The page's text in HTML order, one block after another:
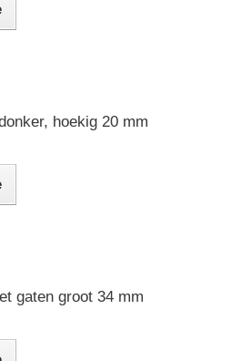
hoekig 20 mm
gaten groot 34 mm